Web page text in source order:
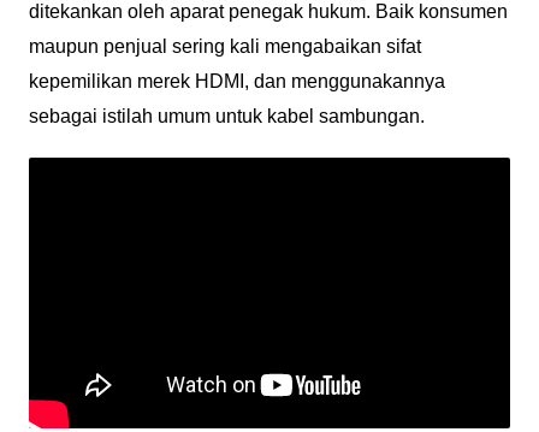
ditekankan oleh aparat penegak hukum. Baik konsumen
maupun penjual sering kali mengabaikan sifat
kepemilikan merek HDMI, dan menggunakannya
sebagai istilah umum untuk kabel sambungan.